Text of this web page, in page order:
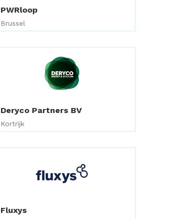
PWRloop
Brussel
Deryco Partners BV
Kortrijk
Fluxys